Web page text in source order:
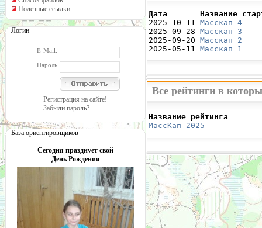
Полезные ссылки
Логин
E-Mail:
Пароль
Регистрация на сайте!
Забыли пароль?
База ориентировщиков
Сегодня празднует свой
День Рождения
Дата       Название
2025-10-11 Масскап 4
2025-09-28 Масскап 3
2025-09-20 Масскап 2
2025-05-11 Масскап 1
Все рейтинги в
Название рейтинга
МассКап 2025